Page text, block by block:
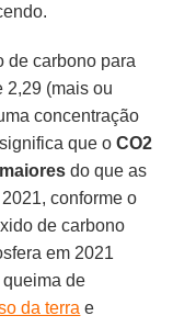
de carbono para
2,29 (mais ou
concentração
que oCO2
do que as
conforme o
de carbono
em 2021
de
da terra e